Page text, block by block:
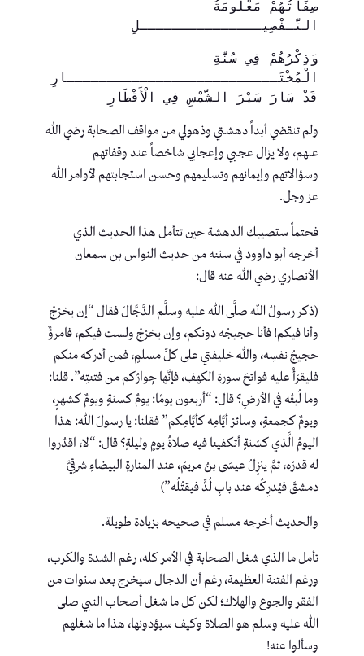
التَّـفْصِيـــــــــــــــلِ
الْمُخْتَــــــــــــــــــــــــــارِ
قَدْ سَارَ سَيْرَ الشَّمْسِ فِي الْأَقْطَارِ
ولم تنقضي أبداً دهشتي وذهولي من مواقف الصحابة رضي الله
عنهم، ولا يزال عجبي وإعجابي شاخصاً عند وقفاتهم
وسؤالاتهم وإيمانهم وتسليمهم وحسن استجابتهم لأوامر الله
عز وجل.
فحتماً ستصيبك الدهشة حين تتأمل هذا الحديث الذي
أخرجه أبو داوود في سننه من حديث النواس بن سمعان
الأنصاري رضي الله عنه قال:
(ذكر رسولُ اللهِ صلَّى اللهُ عليه وسلَّم الدَّجَّالَ فقال “إن يخرُجْ
وأنا فيكم! فأنا حجيجُه دونكم، وإن يخرُجْ ولست فيكم، فامرؤٌ
حجيجُ نفسِه، واللهُ خليفتي على كلِّ مسلمٍ، فمن أدركه منكم
فليقرَأْ عليه فواتحَ سورةِ الكهفِ، فإنَّها جِوارُكم من فتنتِه”. قلنا:
وما لُبثُه في الأرضِ؟ قال: “أربعون يومًا: يومٌ كسنةٍ ويومٌ كشهرٍ،
ويومٌ كجمعةٍ، وسائرُ أيَّامِه كأيَّامِكم” فقلنا: يا رسولَ اللهِ: هذا
اليومُ الَّذي كسَنةٍ أتكفينا فيه صلاةُ يومٍ وليلةٍ؟ قال: “لا، اقدُروا
له قدرَه، ثمَّ ينزِلُ عيسَى بنُ مريمَ، عند المنارةِ البيضاءِ شرقِيَّ
دمشقَ فيُدرِكُه عند بابِ لُدٍّ فيقتُلُه”)
والحديث أخرجه مسلم في صحيحه بزيادة طويلة.
تأمل ما الذي شغل الصحابة في الأمر كله، رغم الشدة والكرب،
ورغم الفتنة العظيمة، رغم أن الدجال سيخرج بعد سنوات من
الفقر والجوع والهلاك؛ لكن كل ما شغل أصحاب النبي صلى
الله عليه وسلم هو الصلاة وكيف سيؤدونها، هذا ما شغلهم
وسألوا عنه!